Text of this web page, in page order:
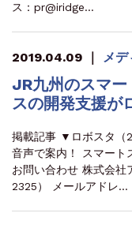
ス：pr@iridge…
2019.04.09 ｜ メデ
JR九州のスマ
スの開発支援が
掲載記事 ▼ロボスタ（
音声で案内！ スマート
お問い合わせ 株式会
2325） メールアドレ…